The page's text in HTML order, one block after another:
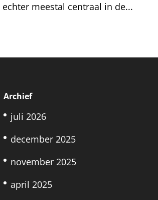
meestal centraal in de...
Archief
juli 2026
december 2025
november 2025
april 2025